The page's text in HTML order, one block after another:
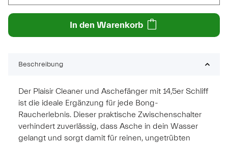
In den Warenkorb
Beschreibung
Der Plaisir Cleaner und Aschefänger mit 14,5er Schliff
ist die ideale Ergänzung für jede Bong-
Raucherlebnis. Dieser praktische Zwischenschalter
verhindert zuverlässig, dass Asche in dein Wasser
gelangt und sorgt damit für reinen, ungetrübten